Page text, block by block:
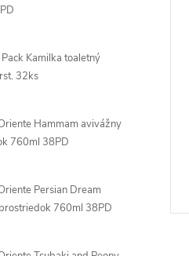
Kamilka toaletný
32ks
Hammam avivážny
760ml 38PD
Persian Dream
760ml 38PD
UP! sprchový gél
& Black Tea 200 ml
4 ks
Kód:8718951510722